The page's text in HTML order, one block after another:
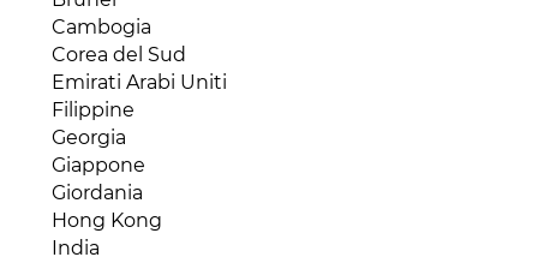
Eritrea
Etiopia
Gabon
Gambia
Ghana
Gibuti
Guinea Bissau
Guinea Conakry
Guinea Equatoriale
Cile
Colombia
Costa Rica
Cuba
Dipartimenti d'oltremare
Ecuador
El Salvador
Giamaica
Guyana
Cambogia
Corea del Sud
Emirati Arabi Uniti
Filippine
Georgia
Giappone
Giordania
Hong Kong
India